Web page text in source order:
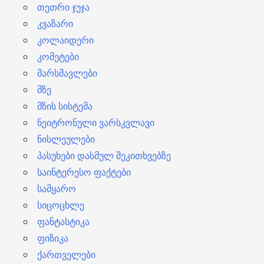
თეთრი ჯუჯა
კვაზარი
კოლაიდერი
კომეტები
მარსმავლები
მზე
მზის სისტემა
ნეიტრონული ვარსკვლავი
ნისლეულები
პასუხები დასმულ შეკითხვებზე
საინტერესო ფაქტები
სამყარო
სიცოცხლე
ფანტასტიკა
ფიზიკა
ქართველები